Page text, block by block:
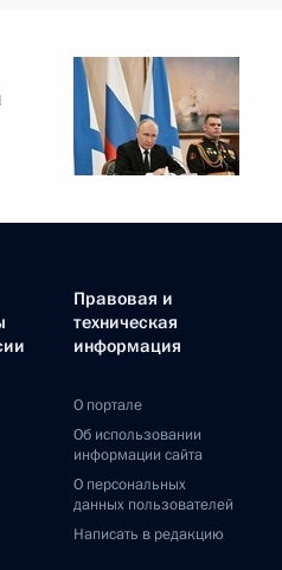
Правовая и
техническая
информация
О портале
Об использовании
информации сайта
О персональных
данных пользователей
Написать в редакцию